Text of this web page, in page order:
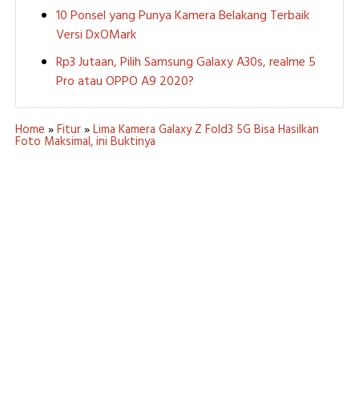
10 Ponsel yang Punya Kamera Belakang Terbaik
Versi DxOMark
Rp3 Jutaan, Pilih Samsung Galaxy A30s, realme 5
Pro atau OPPO A9 2020?
Home »Fitur»Lima Kamera Galaxy Z Fold3 5G Bisa Hasilkan
Foto Maksimal, ini Buktinya